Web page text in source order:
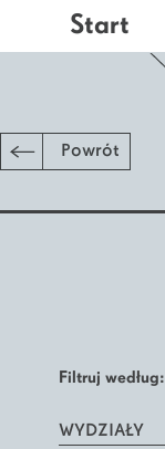
Start
Powrót
Filtruj według:
WYDZIAŁY